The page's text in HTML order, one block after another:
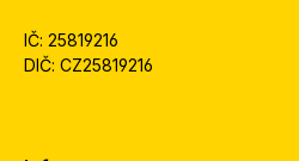
IČ: 25819216
DIČ: CZ25819216